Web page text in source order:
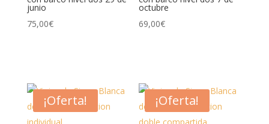
junio
75,00€
octubre
69,00€
¡Oferta! ¡Oferta!